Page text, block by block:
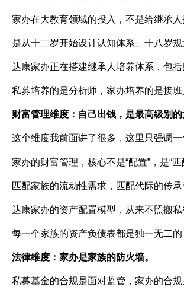
家办在大教育领域的投入，不是给继承人
是从十二岁开始设计认知体系、十八岁
达康家办正在搭建继承人培养体系，包
私募培养的是分析师，家办培养的是接班
财富管理维度：自己出钱，是最高级别的
这个维度我前面讲了很多，这里只强调一
家办的财富管理，核心不是“配置” ，是“匹
匹配家族的流动性需求，匹配代际的传
达康家办的资产配置模型，从来不照搬私
每一个家族的资产负债表都是独一无二
法律维度：家办是家族的防火墙。
私募基金的合规是面对监管，家办的合规